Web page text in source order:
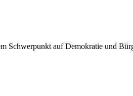
Schwerpunkt auf Demokratie und